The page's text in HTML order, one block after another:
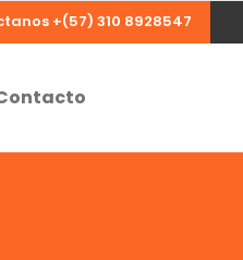
+(57) 310 8928547